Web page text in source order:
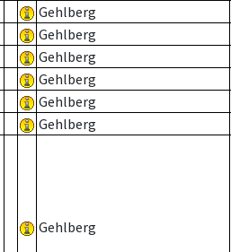
Gehlberg
Gehlberg
Gehlberg
Gehlberg
Gehlberg
Gehlberg
Gehlberg